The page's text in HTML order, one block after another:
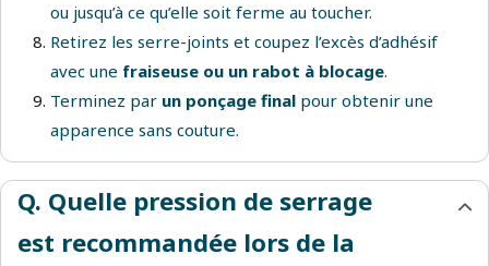
ou jusqu’à ce qu’elle soit ferme au toucher.
Retirez les serre-joints et coupez l’excès d’adhésif
avec une fraiseuse ou un rabot à blocage.
Terminez par un ponçage final pour obtenir une
apparence sans couture.
Q. Quelle pression de serrage
est recommandée lors de la